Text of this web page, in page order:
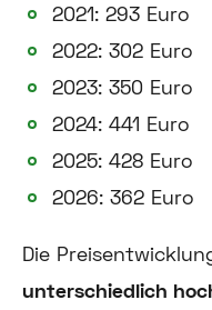
2021: 293 Euro
2022: 302 Euro
2023: 350 Euro
2024: 441 Euro
2025: 428 Euro
2026: 362 Euro
Die
unterschiedlich